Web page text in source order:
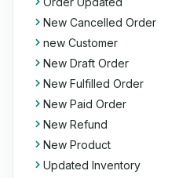
New Cancelled Order
new Customer
New Draft Order
New Fulfilled Order
New Paid Order
New Refund
New Product
Updated Inventory